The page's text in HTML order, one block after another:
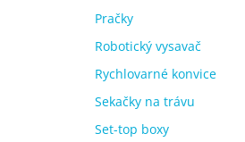
Pračky
Robotický vysavač
Rychlovarné konvice
Sekačky na trávu
Set-top boxy